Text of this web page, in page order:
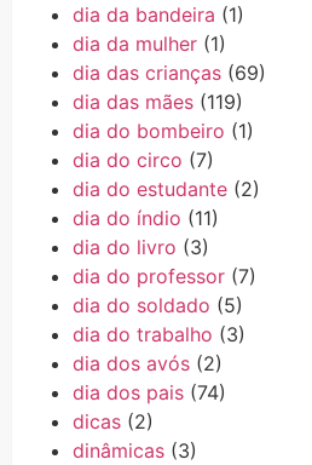
dia da bandeira (1)
dia da mulher (1)
dia das crianças (69)
dia das mães (119)
dia do bombeiro (1)
dia do circo (7)
dia do estudante (2)
dia do índio (11)
dia do livro (3)
dia do professor (7)
dia do soldado (5)
dia do trabalho (3)
dia dos avós (2)
dia dos pais (74)
dicas (2)
dinâmicas (3)